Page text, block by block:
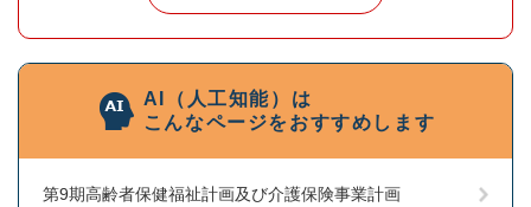
AI（人工知能）は
こんなページをおすすめします
第9期高齢者保健福祉計画及び介護保険事業計画